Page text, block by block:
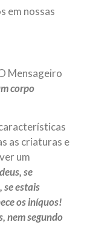
em nossas
Mensageiro
corpo
as criaturas e
um
se
se estais
os iníquos!
nem segundo